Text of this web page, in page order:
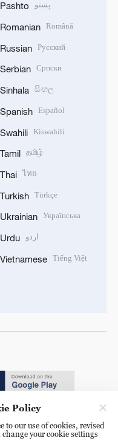
Pashto پښتو
Romanian Română
Russian Русский
Serbian Српски
Sinhala සිංහල
Spanish Español
Swahili Kiswahili
Tamil தமிழ்
Thai ไทย
Turkish Türkçe
Ukrainian Українська
Urdu اردو
Vietnamese Tiếng Việt
Policy
to our use of cookies, revised
your cookie settings